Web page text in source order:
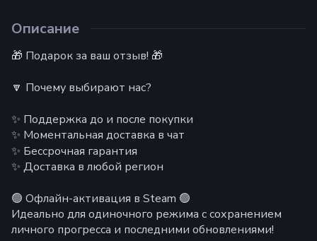
Описание
🎁 Подарок за ваш отзыв! 🎁
🔽 Почему выбирают нас?
✨ Поддержка до и после покупки
✨ Моментальная доставка в чат
✨ Бессрочная гарантия
✨ Доставка в любой регион
🟢 Офлайн-активация в Steam 🟢
Идеально для одиночного режима с сохранением
личного прогресса и последними обновлениями!